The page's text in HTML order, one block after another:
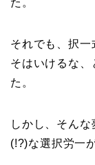
た。
それでも、択一
そはいけるな、
た。
しかし、そん
(!?)な選択労一